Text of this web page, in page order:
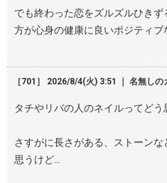
でも終わった恋をズルズルひき
方が心身の健康に良いポジティ
［701］ 2026/8/4(火) 3:51 ｜ 名無しの
タチやリバの人のネイルってどう
さすがに長さがある、ストーン
思うけど…